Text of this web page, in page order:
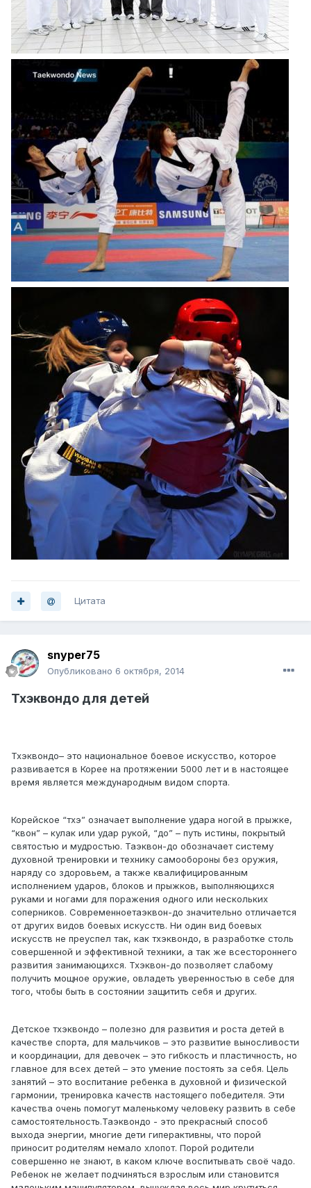
Цитата
snyper75
Опубликовано 6 октября, 2014
Тхэквондо для детей
Тхэквондо– это национальное боевое искусство, которое
развивается в Корее на протяжении 5000 лет и в настоящее
время является международным видом спорта.
Корейское “тхэ” означает выполнение удара ногой в прыжке,
“квон” – кулак или удар рукой, “до” – путь истины, покрытый
святостью и мудростью. Таэквон-до обозначает систему
духовной тренировки и технику самообороны без оружия,
наряду со здоровьем, а также квалифицированным
исполнением ударов, блоков и прыжков, выполняющихся
руками и ногами для поражения одного или нескольких
соперников. Современноетаэквон-до значительно отличается
от других видов боевых искусств. Ни один вид боевых
искусств не преуспел так, как тхэквондо, в разработке столь
совершенной и эффективной техники, а так же всестороннего
развития занимающихся. Тхэквон-до позволяет слабому
получить мощное оружие, овладеть уверенностью в себе для
того, чтобы быть в состоянии защитить себя и других.
Детское тхэквондо – полезно для развития и роста детей в
качестве спорта, для мальчиков – это развитие выносливости
и координации, для девочек – это гибкость и пластичность, но
главное для всех детей – это умение постоять за себя. Цель
занятий – это воспитание ребенка в духовной и физической
гармонии, тренировка качеств настоящего победителя. Эти
качества очень помогут маленькому человеку развить в себе
самостоятельность.Таэквондо - это прекрасный способ
выхода энергии, многие дети гиперактивны, что порой
приносит родителям немало хлопот. Порой родители
совершенно не знают, в каком ключе воспитывать своё чадо.
Ребенок не желает подчиняться взрослым или становится